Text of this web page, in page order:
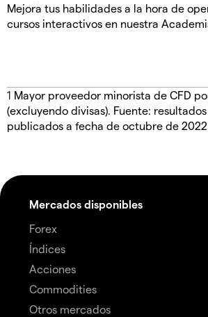
Mejora tus habilidades a la hora de
cursos interactivos en nuestra
1 Mayor proveedor minorista de CFD
(excluyendo divisas). Fuente:
publicados a fecha de octubre de
Mercados disponibles
Forex
Índices
Acciones
Commodities
Otros mercados